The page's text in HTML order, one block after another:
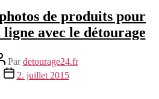
de produits pour
ligne avec le détourage
Pardetourage24.fr
Date2. juillet 2015